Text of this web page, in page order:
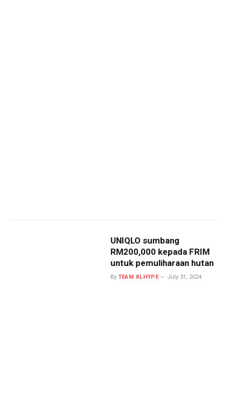
UNIQLO sumbang
RM200,000 kepada FRIM
untuk pemuliharaan hutan
By TEAM KLHYPE July 31, 2024